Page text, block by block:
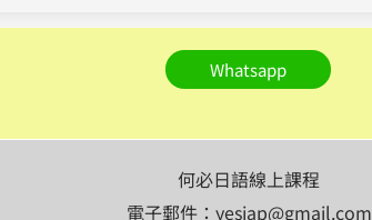
Whatsapp
何必日語線上課程
電子郵件：yesjap@gmail.com